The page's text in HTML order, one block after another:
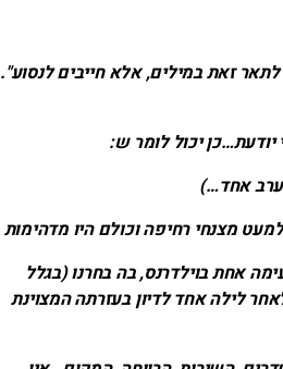
זאת במילים, אלא חייבים לנסוע".
יכול לומר ש:
אחד…)
מצנחי רחיפה וכולם היו מדהימות
אחת בוילדרנס, בה בחרנו (בגלל
לילה אחד לדיון בעזרתה המצוינת